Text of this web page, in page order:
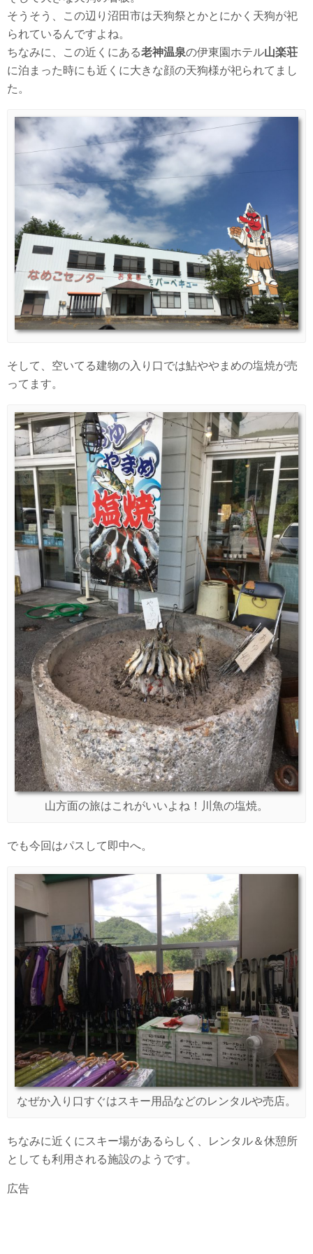
そうそう、この辺り沼田市は天狗祭とかとにかく天狗が祀
られているんですよね。
ちなみに、この近くにある老神温泉の伊東園ホテル山楽荘
に泊まった時にも近くに大きな顔の天狗様が祀られてまし
た。
そして、空いてる建物の入り口では鮎ややまめの塩焼が売
ってます。
山方面の旅はこれがいいよね！川魚の塩焼。
でも今回はパスして即中へ。
なぜか入り口すぐはスキー用品などのレンタルや売店。
ちなみに近くにスキー場があるらしく、レンタル＆休憩所
としても利用される施設のようです。
広告